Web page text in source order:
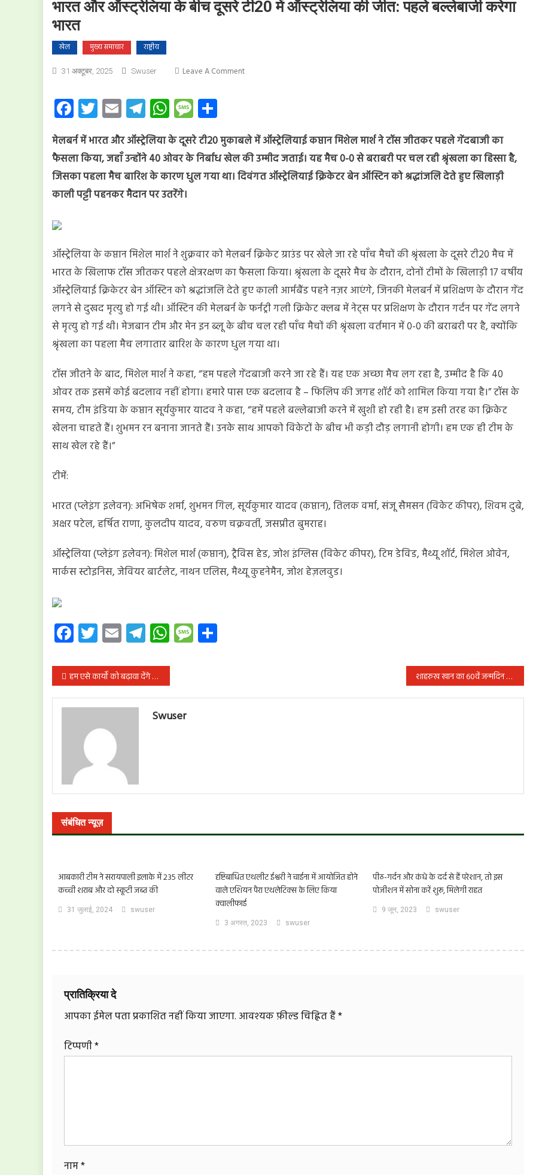
भारत और ऑस्ट्रेलिया के बीच दूसरे टी20 में ऑस्ट्रेलिया की जीत: पहले बल्लेबाजी करेगा
भारत
खेल मुख्य समाचार राष्ट्रीय
31 अक्टूबर, 2025 Swuser Leave A CommentOn
बीच
दूसरे
में
बल्लेबाजी
भारत
Facebook
Twitter
EmailTelegram
WhatsApp
Message
मेलबर्न में भारत और ऑस्ट्रेलिया के दूसरे टी20 मुकाबले में ऑस्ट्रेलियाई कप्तान मिशेल मार्श ने टॉस जीतकर पहले गेंदबाजी का
फैसला किया, जहाँ उन्होंने 40 ओवर के निर्बाध खेल की उम्मीद जताई। यह मैच 0-0 से बराबरी पर चल रही श्रृंखला का हिस्सा है,
जिसका पहला मैच बारिश के कारण धुल गया था। दिवंगत ऑस्ट्रेलियाई क्रिकेटर बेन ऑस्टिन को श्रद्धांजलि देते हुए खिलाड़ी
काली पट्टी पहनकर मैदान पर उतरेंगे।
ऑस्ट्रेलिया के कप्तान मिशेल मार्श ने शुक्रवार को मेलबर्न क्रिकेट ग्राउंड पर खेले जा रहे पाँच मैचों की श्रृंखला के दूसरे टी20 मैच में
भारत के खिलाफ टॉस जीतकर पहले क्षेत्ररक्षण का फैसला किया। श्रृंखला के दूसरे मैच के दौरान, दोनों टीमों के खिलाड़ी 17 वर्षीय
ऑस्ट्रेलियाई क्रिकेटर बेन ऑस्टिन को श्रद्धांजलि देते हुए काली आर्मबैंड पहने नज़र आएंगे, जिनकी मेलबर्न में प्रशिक्षण के दौरान गेंद
लगने से दुखद मृत्यु हो गई थी। ऑस्टिन की मेलबर्न के फर्नट्री गली क्रिकेट क्लब में नेट्स पर प्रशिक्षण के दौरान गर्दन पर गेंद लगने
से मृत्यु हो गई थी। मेजबान टीम और मेन इन ब्लू के बीच चल रही पाँच मैचों की श्रृंखला वर्तमान में 0-0 की बराबरी पर है, क्योंकि
श्रृंखला का पहला मैच लगातार बारिश के कारण धुल गया था।
टॉस जीतने के बाद, मिशेल मार्श ने कहा, “हम पहले गेंदबाजी करने जा रहे हैं। यह एक अच्छा मैच लग रहा है, उम्मीद है कि 40
ओवर तक इसमें कोई बदलाव नहीं होगा। हमारे पास एक बदलाव है – फिलिप की जगह शॉर्ट को शामिल किया गया है।” टॉस के
समय, टीम इंडिया के कप्तान सूर्यकुमार यादव ने कहा, “हमें पहले बल्लेबाजी करने में खुशी हो रही है। हम इसी तरह का क्रिकेट
खेलना चाहते हैं। शुभमन रन बनाना जानते हैं। उनके साथ आपको विकेटों के बीच भी कड़ी दौड़ लगानी होगी। हम एक ही टीम के
साथ खेल रहे हैं।”
टीमें:
भारत (प्लेइंग इलेवन): अभिषेक शर्मा, शुभमन गिल, सूर्यकुमार यादव (कप्तान), तिलक वर्मा, संजू सैमसन (विकेट कीपर), शिवम दुबे,
अक्षर पटेल, हर्षित राणा, कुलदीप यादव, वरुण चक्रवर्ती, जसप्रीत बुमराह।
ऑस्ट्रेलिया (प्लेइंग इलेवन): मिशेल मार्श (कप्तान), ट्रैविस हेड, जोश इंग्लिस (विकेट कीपर), टिम डेविड, मैथ्यू शॉर्ट, मिशेल ओवेन,
मार्कस स्टोइनिस, जेवियर बार्टलेट, नाथन एलिस, मैथ्यू कुहनेमैन, जोश हेज़लवुड।
Facebook
Twitter
EmailTelegram
WhatsApp
Message
पोस्ट
नेविगेशन
हम एसे कार्यों को बढ़ावा देंगे जो देश की एकता को मजबूती दें: मोदी शाहरुख खान का 60वें जन्मदिन से पहले बयान, उम्र के साथ बढ़ता है मेरा आकर्षण
Swuser
संबंधित न्यूज़
आबकारी टीम ने सरायपाली इलाके में 235 लीटर
कच्ची शराब और दो स्कूटी जब्त की
31 जुलाई, 2024 swuser
दृष्टिबाधित एथलीट ईश्वरी ने चाईना में आयोजित होने
वाले एशियन पैरा एथलेटिक्स के लिए किया
क्वालीफाई
3 अगस्त, 2023 swuser
पीठ-गर्दन और कंधे के दर्द से हैं परेशान, तो इस
पोजीशन में सोना करें शुरू, मिलेगी राहत
9 जून, 2023 swuser
प्रातिक्रिया दे
आपका ईमेल पता प्रकाशित नहीं किया जाएगा. आवश्यक फ़ील्ड चिह्नित हैं*
टिप्पणी*
नाम*